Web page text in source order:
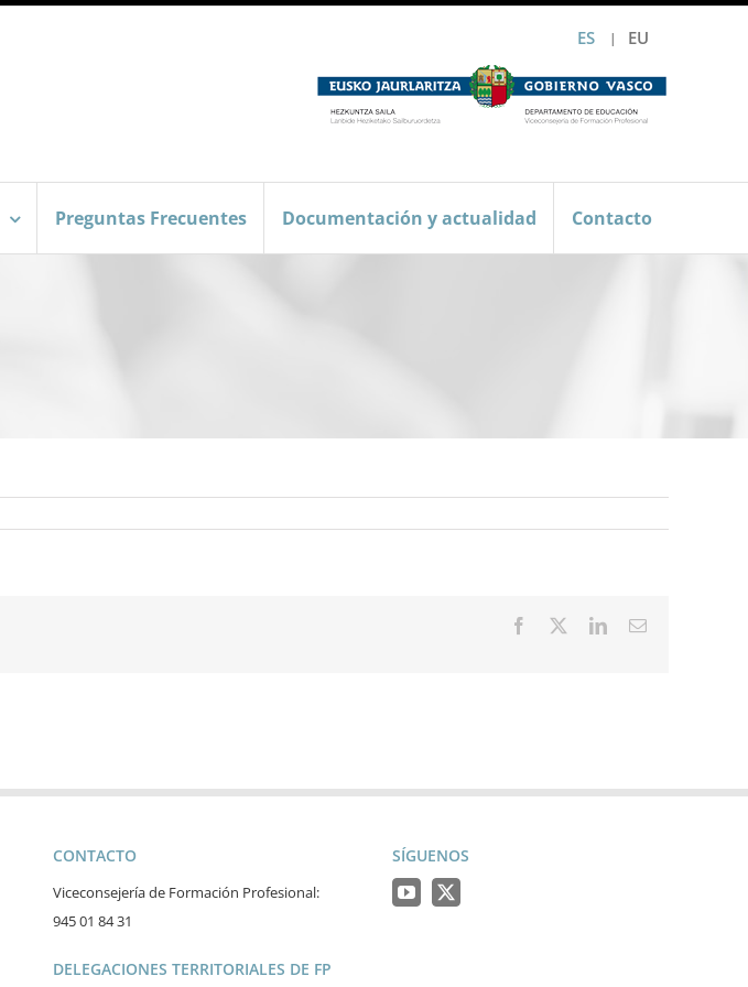
ES EU
Preguntas Frecuentes Documentación y actualidad Contacto
Facebook LinkedInCorreo
CONTACTO
Viceconsejería de Formación Profesional:
945 01 84 31
DELEGACIONES TERRITORIALES DE FP
SÍGUENOS